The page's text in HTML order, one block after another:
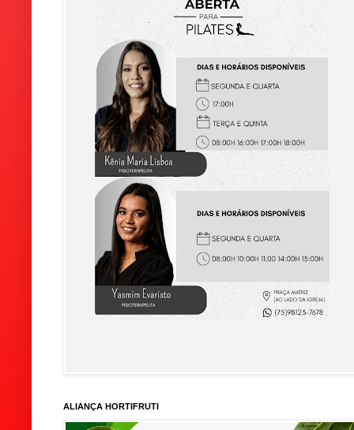
ALIANÇA HORTIFRUTI